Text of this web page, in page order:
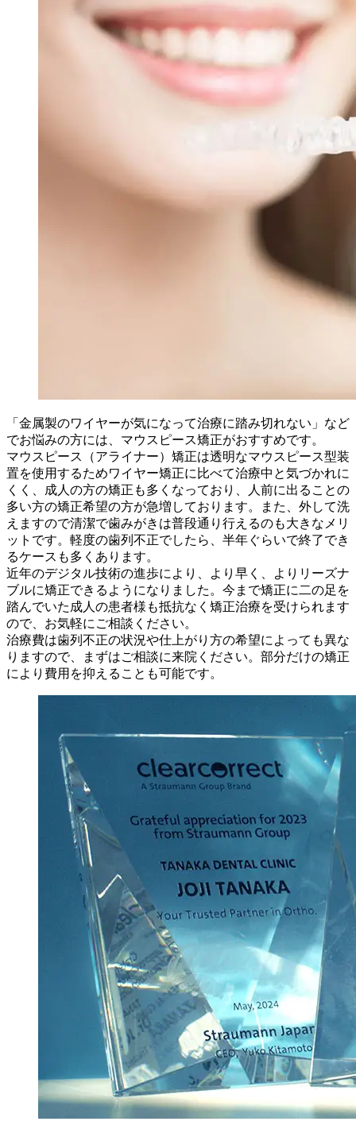
「金属製のワイヤーが気になって治療に踏み切れない」など
でお悩みの方には、マウスピース矯正がおすすめです。
マウスピース（アライナー）矯正は透明なマウスピース型装
置を使用するためワイヤー矯正に比べて治療中と気づかれに
くく、成人の方の矯正も多くなっており、人前に出ることの
多い方の矯正希望の方が急増しております。また、外して洗
えますので清潔で歯みがきは普段通り行えるのも大きなメリ
ットです。軽度の歯列不正でしたら、半年ぐらいで終了でき
るケースも多くあります。
近年のデジタル技術の進歩により、より早く、よりリーズナ
ブルに矯正できるようになりました。今まで矯正に二の足を
踏んでいた成人の患者様も抵抗なく矯正治療を受けられます
ので、お気軽にご相談ください。
治療費は歯列不正の状況や仕上がり方の希望によっても異な
りますので、まずはご相談に来院ください。部分だけの矯正
により費用を抑えることも可能です。